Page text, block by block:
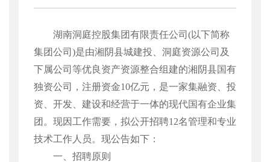
湖南洞庭控股集团有限责任公司 (以下简称
集团公司 )是由湘阴县城建投、洞庭资源公司及
下属公司等优良资产资源整合组建的湘阴县国有
独资公司，注册资金10亿元，是一家集融资、投
资、开发、建设和经营于一体的现代国有企业集
团。现因工作需要，拟公开招聘12名管理和专业
技术工作人员。现公告如下：
一、招聘原则